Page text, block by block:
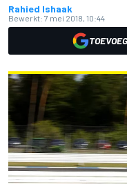
Rahied Ishaak
Bewerkt: 7 mei 2018, 10:44